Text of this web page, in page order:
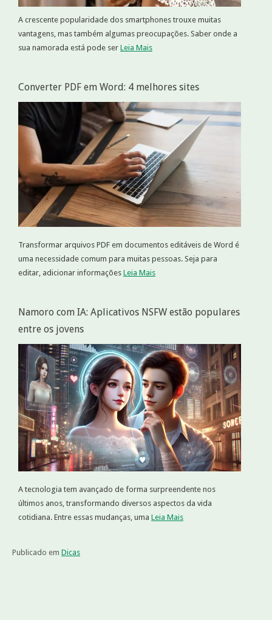
A crescente popularidade dos smartphones trouxe muitas
vantagens, mas também algumas preocupações. Saber onde a
sua namorada está pode ser Leia Mais
Converter PDF em Word: 4 melhores sites
Transformar arquivos PDF em documentos editáveis de Word é
uma necessidade comum para muitas pessoas. Seja para
editar, adicionar informações Leia Mais
Namoro com IA: Aplicativos NSFW estão populares
entre os jovens
A tecnologia tem avançado de forma surpreendente nos
últimos anos, transformando diversos aspectos da vida
cotidiana. Entre essas mudanças, uma Leia Mais
Publicado em Dicas